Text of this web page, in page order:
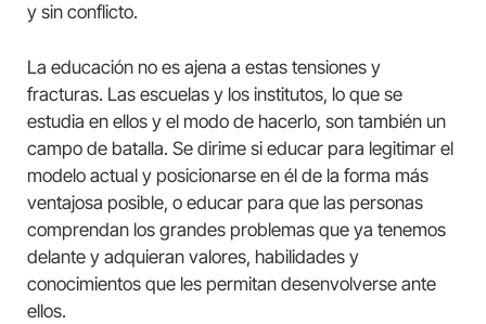
y sin conflicto.
La educación no es ajena a estas tensiones y
fracturas. Las escuelas y los institutos, lo que se
estudia en ellos y el modo de hacerlo, son también un
campo de batalla. Se dirime si educar para legitimar el
modelo actual y posicionarse en él de la forma más
ventajosa posible, o educar para que las personas
comprendan los grandes problemas que ya tenemos
delante y adquieran valores, habilidades y
conocimientos que les permitan desenvolverse ante
ellos.